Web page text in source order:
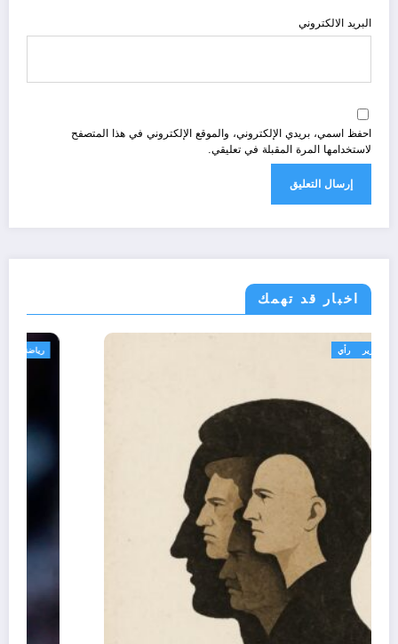
البريد الالكتروني
احفظ اسمي، بريدي الإلكتروني، والموقع الإلكتروني في هذا المتصفح
لاستخدامها المرة المقبلة في تعليقي.
اخبار قد تهمك
تعاليق حرة